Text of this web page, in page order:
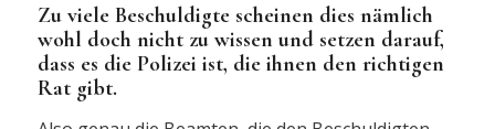
Zu viele Beschuldigte scheinen dies nämlich
wohl doch nicht zu wissen und setzen darauf,
dass es die Polizei ist, die ihnen den richtigen
Rat gibt.